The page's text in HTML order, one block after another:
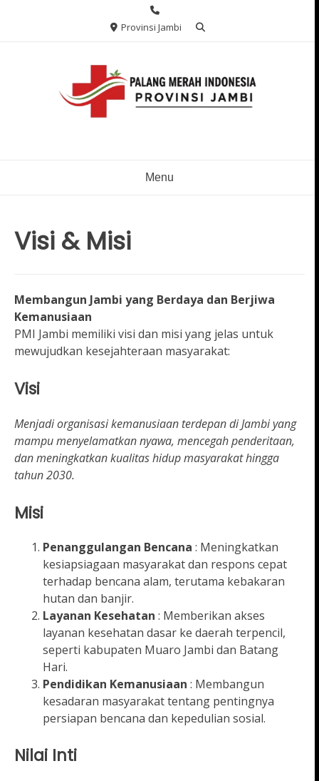
Provinsi Jambi
Menu
Visi & Misi
Membangun Jambi yang Berdaya dan Berjiwa
Kemanusiaan
PMI Jambi memiliki visi dan misi yang jelas untuk
mewujudkan kesejahteraan masyarakat:
Visi
Menjadi organisasi kemanusiaan terdepan di Jambi yang
mampu menyelamatkan nyawa, mencegah penderitaan,
dan meningkatkan kualitas hidup masyarakat hingga
tahun 2030.
Misi
Penanggulangan Bencana : Meningkatkan
kesiapsiagaan masyarakat dan respons cepat
terhadap bencana alam, terutama kebakaran
hutan dan banjir.
Layanan Kesehatan : Memberikan akses
layanan kesehatan dasar ke daerah terpencil,
seperti kabupaten Muaro Jambi dan Batang
Hari.
Pendidikan Kemanusiaan : Membangun
kesadaran masyarakat tentang pentingnya
persiapan bencana dan kepedulian sosial.
Nilai Inti